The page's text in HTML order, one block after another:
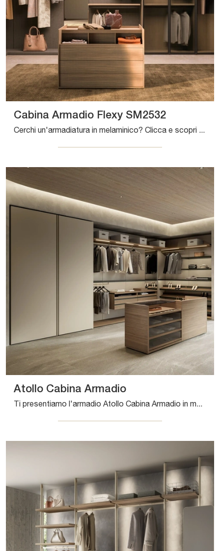
Cabina Armadio Flexy SM2532
Cerchi un'armadiatura in melaminico? Clicca e scopri armadiature cabine armadio con ante battenti di Zalf.
Atollo Cabina Armadio
Ti presentiamo l'armadio Atollo Cabina Armadio in melaminico di Sangiacomo! Un ricco catalogo di armadi cabine armadio con ante scorrevoli.